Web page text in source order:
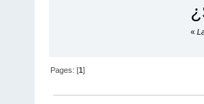
«
Pages: [1]